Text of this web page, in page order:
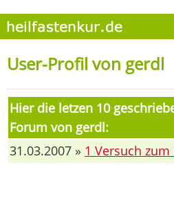
User-Profil von gerdl
Hier die letzen 10
Forum von gerdl:
31.03.2007 » 1 Versuch